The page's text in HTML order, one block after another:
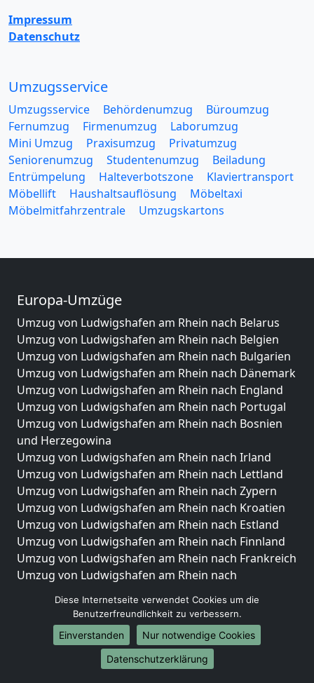
Impressum
Datenschutz
Umzugsservice
Umzugsservice Behördenumzug
Büroumzug
Fernumzug
Firmenumzug
Laborumzug
Mini Umzug
Praxisumzug
Privatumzug
Seniorenumzug
Studentenumzug
Beiladung
Entrümpelung
Halteverbotszone
Klaviertransport
Möbellift
Haushaltsauflösung
Möbeltaxi
Möbelmitfahrzentrale
Umzugskartons
Europa-Umzüge
Umzug von Ludwigshafen am Rhein nach Belarus
Umzug von Ludwigshafen am Rhein nach Belgien
Umzug von Ludwigshafen am Rhein nach Bulgarien
Umzug von Ludwigshafen am Rhein nach Dänemark
Umzug von Ludwigshafen am Rhein nach England
Umzug von Ludwigshafen am Rhein nach Portugal
Umzug von Ludwigshafen am Rhein nach Bosnien
und Herzegowina
Umzug von Ludwigshafen am Rhein nach Irland
Umzug von Ludwigshafen am Rhein nach Lettland
Umzug von Ludwigshafen am Rhein nach Zypern
Umzug von Ludwigshafen am Rhein nach Kroatien
Umzug von Ludwigshafen am Rhein nach Estland
Umzug von Ludwigshafen am Rhein nach Finnland
Umzug von Ludwigshafen am Rhein nach Frankreich
Umzug von Ludwigshafen am Rhein nach
Umzug von Ludwigshafen am Rhein nach Italien
Umzug von Ludwigshafen am Rhein nach
Liechtenstein
Umzug von Ludwigshafen am Rhein nach
Diese Internetseite verwendet Cookies um die
Benutzerfreundlichkeit zu verbessern.
Einverstanden
Nur notwendige Cookies
Datenschutzerklärung